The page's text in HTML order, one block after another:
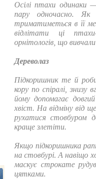
Осілі птахи
пару одночасно. Як
триматиметься в її
відлітати ці
орнітологів, що
Дереволаз
Підкоришник те й
кору по спіралі,
йому допомагає
хвіст. На відміну від
рухатися стовбуром
краще злетіти.
Якщо підкоришника
на стовбурі. А навіщо
маскує строкате
цятками.